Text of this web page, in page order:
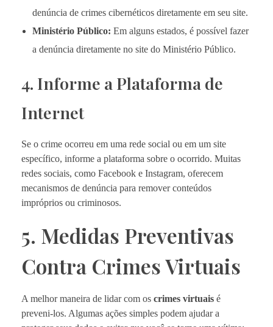
denúncia de crimes cibernéticos diretamente em seu site.
Ministério Público: Em alguns estados, é possível fazer
a denúncia diretamente no site do Ministério Público.
4. Informe a Plataforma de
Internet
Se o crime ocorreu em uma rede social ou em um site
específico, informe a plataforma sobre o ocorrido. Muitas
redes sociais, como Facebook e Instagram, oferecem
mecanismos de denúncia para remover conteúdos
impróprios ou criminosos.
5. Medidas Preventivas
Contra Crimes Virtuais
A melhor maneira de lidar com os crimes virtuais é
preveni-los. Algumas ações simples podem ajudar a